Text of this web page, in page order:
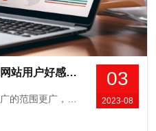
03
2023-08
网站建设要注意的标准 促进网站用户好感度！